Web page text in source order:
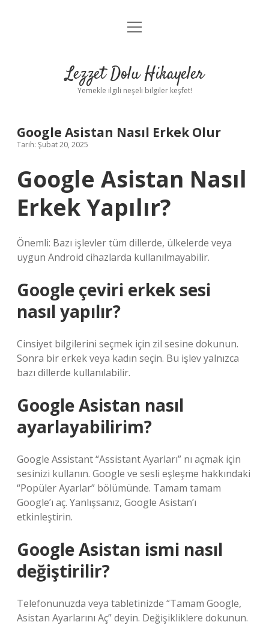
Anasayfa
Yasal Uyarı
menüyü
Lezzet Dolu Hikayeler
Yemekle ilgili neşeli bilgiler keşfet!
Google Asistan Nasıl Erkek Olur
Tarih: Şubat 20, 2025
Google Asistan Nasıl
Erkek Yapılır?
Önemli: Bazı işlevler tüm dillerde, ülkelerde veya
uygun Android cihazlarda kullanılmayabilir.
Google çeviri erkek sesi
nasıl yapılır?
Cinsiyet bilgilerini seçmek için zil sesine dokunun.
Sonra bir erkek veya kadın seçin. Bu işlev yalnızca
bazı dillerde kullanılabilir.
Google Asistan nasıl
ayarlayabilirim?
Google Assistant “Assistant Ayarları” nı açmak için
sesinizi kullanın. Google ve sesli eşleşme hakkındaki
“Popüler Ayarlar” bölümünde. Tamam tamam
Google’ı aç. Yanlışsanız, Google Asistan’ı
etkinleştirin.
Google Asistan ismi nasıl
değiştirilir?
Telefonunuzda veya tabletinizde “Tamam Google,
Asistan Ayarlarını Aç” deyin. Değişikliklere dokunun.